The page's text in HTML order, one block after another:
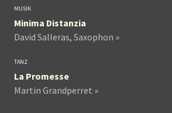
MUSIK
Minima Distanzia
David Salleras, Saxophon »
TANZ
La Promesse
Martin Grandperret »